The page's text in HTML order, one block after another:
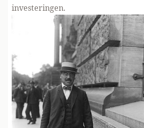
investeringen.